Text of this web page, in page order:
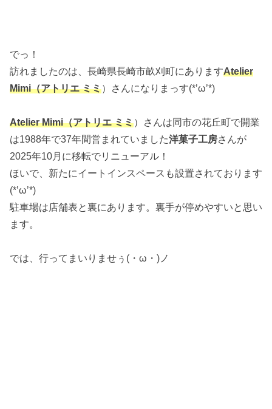
でっ！
訪れましたのは、長崎県長崎市畝刈町にありますAtelier
Mimi（アトリエ ミミ）さんになりまっす(*’ω’*)
Atelier Mimi（アトリエ ミミ）さんは同市の花丘町で開業
は1988年で37年間営まれていました洋菓子工房さんが
2025年10月に移転でリニューアル！
ほいで、新たにイートインスペースも設置されております
(*’ω’*)
駐車場は店舗表と裏にあります。裏手が停めやすいと思い
ます。
では、行ってまいりませぅ(・ω・)ノ